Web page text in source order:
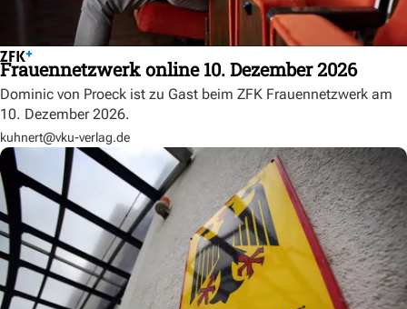
Frauennetzwerk online 10. Dezember 2026
Dominic von Proeck ist zu Gast beim ZFK Frauennetzwerk am
10. Dezember 2026.
kuhnert@vku-verlag.de